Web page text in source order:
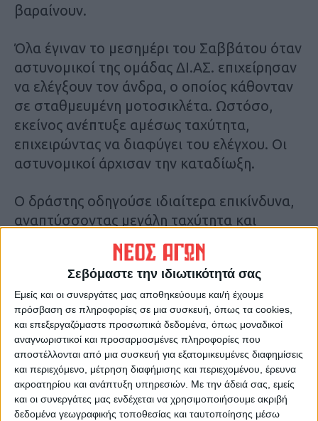
Σεβόμαστε την ιδιωτικότητά σας
Εμείς και οι συνεργάτες μας αποθηκεύουμε και/ή έχουμε
πρόσβαση σε πληροφορίες σε μια συσκευή, όπως τα cookies,
και επεξεργαζόμαστε προσωπικά δεδομένα, όπως μοναδικοί
αναγνωριστικοί και προσαρμοσμένες πληροφορίες που
αποστέλλονται από μια συσκευή για εξατομικευμένες διαφημίσεις
και περιεχόμενο, μέτρηση διαφήμισης και περιεχομένου, έρευνα
ακροατηρίου και ανάπτυξη υπηρεσιών. Με την άδειά σας, εμείς
και οι συνεργάτες μας ενδέχεται να χρησιμοποιήσουμε ακριβή
δεδομένα γεωγραφικής τοποθεσίας και ταυτοποίησης μέσω
βαραίνουν.
Όλα έγιναν το μεσημέρι του Σαββάτου όταν
αστυνομικοί της ομάδας ΔΙ.ΑΣ. επιχείρησαν
να ελέγξουν τον άνδρα, ο οποίος κάθονταν
σε σταθμευμένη μοτοσικλέτα. Ωστόσο,
εκείνος ανέπτυξε αμέσως ταχύτητα,
επιχειρώντας να διαφύγει του ελέγχου. Οι
αστυνομικοί άρχισαν την καταδίωξη.
Ο δράστης οδηγούσε ιδιαίτερα επικίνδυνα,
αναπτύσσοντας μεγάλη ταχύτητα και
πραγματοποιώντας επικίνδυνους ελιγμούς
στους δρόμους περίξ του Αγίου Νικολάου.
Μετά από λίγο, ο δράστης ακινητοποιήθηκε
στιγμιαία και στην προσπάθεια του ενός
αστυνομικού να προβεί σε έλεγχο, τον
παρέσυρε, με αποτέλεσμα να τραυματιστεί.
Ο δράστης, μετά την παράσυρση του
αστυνομικού, συνέχισε την προσπάθεια
διαφυγής. Εντοπίστηκε και